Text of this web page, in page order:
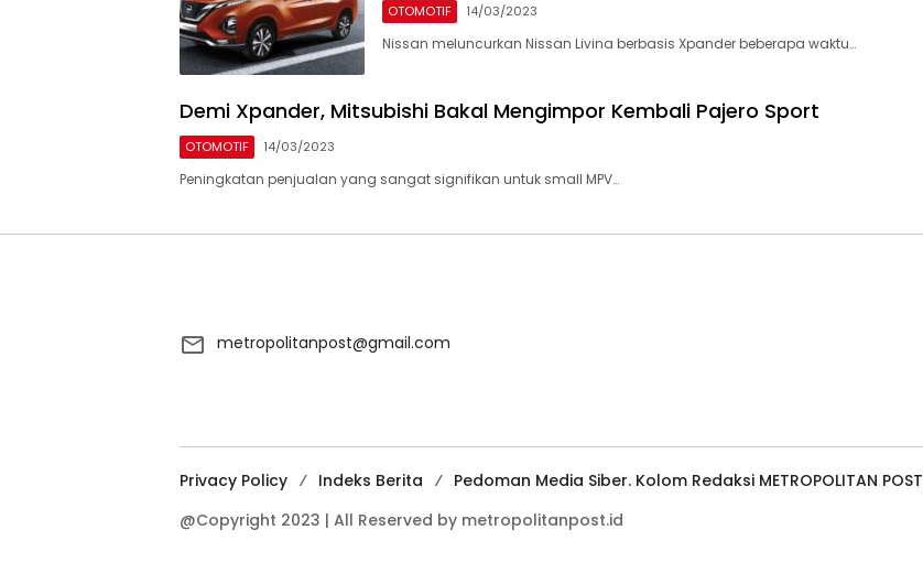
OTOMOTIF 14/03/2023
Nissan meluncurkan Nissan Livina berbasis Xpander beberapa waktu…
Demi Xpander, Mitsubishi Bakal Mengimpor Kembali Pajero Sport
OTOMOTIF 14/03/2023
Peningkatan penjualan yang sangat signifikan untuk small MPV…
metropolitanpost@gmail.com
Privacy Policy Indeks Berita
Pedoman Media Siber. Kolom Redaksi METROPOLITAN POST
@Copyright 2023 | All Reserved by metropolitanpost.id